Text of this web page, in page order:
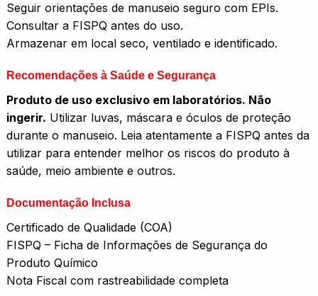
Seguir orientações de manuseio seguro com EPIs.
Consultar a FISPQ antes do uso.
Armazenar em local seco, ventilado e identificado.
Recomendações à Saúde e Segurança
Produto de uso exclusivo em laboratórios. Não
ingerir. Utilizar luvas, máscara e óculos de proteção
durante o manuseio. Leia atentamente a FISPQ antes da
utilizar para entender melhor os riscos do produto à
saúde, meio ambiente e outros.
Documentação Inclusa
Certificado de Qualidade (COA)
FISPQ – Ficha de Informações de Segurança do
Produto Químico
Nota Fiscal com rastreabilidade completa